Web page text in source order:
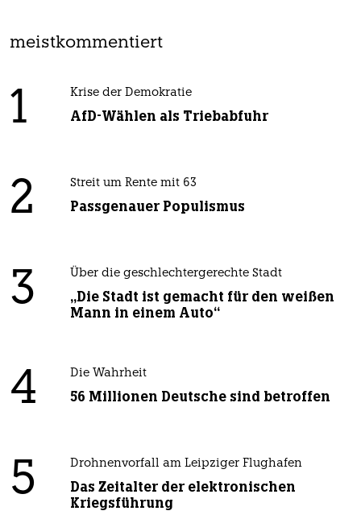
meistkommentiert
1 Krise der Demokratie
AfD-Wählen als Triebabfuhr
2 Streit um Rente mit 63
Passgenauer Populismus
3 Über die geschlechtergerechte Stadt
„Die Stadt ist gemacht für den weißen
Mann in einem Auto“
4 Die Wahrheit
56 Millionen Deutsche sind betroffen
5 Drohnenvorfall am Leipziger Flughafen
Das Zeitalter der elektronischen
Kriegsführung